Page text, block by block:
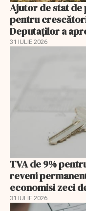
Ajutor de stat de
pentru
Deputaților a
31 IULIE 2026
TVA de 9%
reveni
economisi zeci
31 IULIE 2026